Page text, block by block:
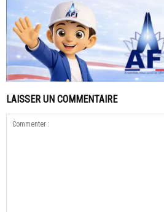
LAISSER UN COMMENTAIRE